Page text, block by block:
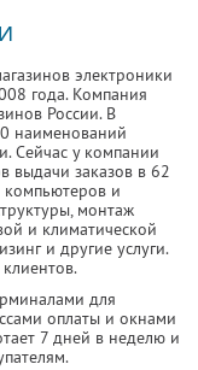
электроники
года. Компания
России. В
наименований
Сейчас у компании
выдачи заказов в 62
компьютеров и
монтаж
и климатической
и другие услуги.
для
оплаты и окнами
7 дней в неделю и